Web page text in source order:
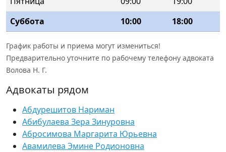
Суббота
10:00 18:00
График работы и приема могут измениться!
Предварительно уточните по рабочему телефону адвоката
Волова Н. Г.
Адвокаты рядом
Абдурешитов Нариман
Абибулаева Зера Зинуровна
Абросимова Маргарита Юрьевна
Авамилева Эмине Родионовна